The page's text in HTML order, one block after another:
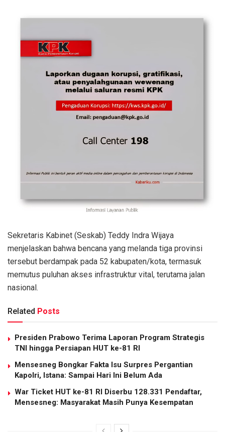
Sekretaris Kabinet (Seskab) Teddy Indra Wijaya
menjelaskan bahwa bencana yang melanda tiga provinsi
tersebut berdampak pada 52 kabupaten/kota, termasuk
memutus puluhan akses infrastruktur vital, terutama jalan
nasional.
Related Posts
Presiden Prabowo Terima Laporan Program Strategis
TNI hingga Persiapan HUT ke-81 RI
Mensesneg Bongkar Fakta Isu Surpres Pergantian
Kapolri, Istana: Sampai Hari Ini Belum Ada
War Ticket HUT ke-81 RI Diserbu 128.331 Pendaftar,
Mensesneg: Masyarakat Masih Punya Kesempatan